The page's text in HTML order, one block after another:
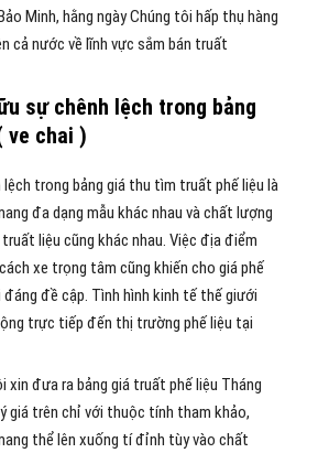
Minh, hằng ngày Chúng tôi hấp thụ hàng
cả nước về lĩnh vực sắm bán truất
sự chênh lệch trong bảng
chai )
lệch trong bảng giá thu tìm truất phếliệu là
đa dạng mẫu khác nhau và chất lượng
truất liệu cũng khác nhau. Việc địa điểm
cách xe trọng tâm cũng khiến cho giáphế
đáng đề cập. Tình hình kinh tế thế giưới
trực tiếp đến thị trường phếliệu tại
xin đưa ra bảng giá truất phếliệu Tháng
giá trên chỉ với thuộc tính tham khảo,
thể lên xuống tí đỉnh tùy vào chất